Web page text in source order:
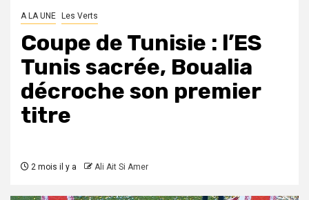
A LA UNE Les Verts
Coupe de Tunisie : l’ES
Tunis sacrée, Boualia
décroche son premier
titre
2 mois il y a Ali Ait Si Amer